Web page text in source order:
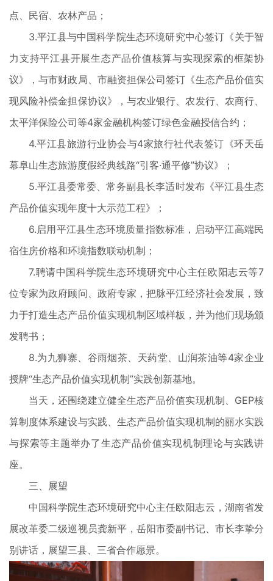
点、民宿、农林产品；
3.平江县与中国科学院生态环境研究中心签订《关于智
力支持平江县开展生态产品价值核算与实现探索的框架协
议》，与市财政局、市融资担保公司签订《生态产品价值实
现风险补偿金担保协议》，与农业银行、农发行、农商行、
太平洋保险公司等4家金融机构签订绿色金融授信合约；
4.平江县旅游行业协会与4家旅行社代表签订《环天岳
幕阜山生态旅游度假经典线路“引客·通平修”协议》；
5.平江县委常委、常务副县长李适时发布《平江县生态
产品价值实现年度十大示范工程》；
6.启用平江县生态环境质量指数标准，启动平江高端民
宿住房价格和环境指数联动机制；
7.聘请中国科学院生态环境研究中心主任欧阳志云等7
位专家为政府顾问、政府专家，把脉平江经济社会发展，致
力于打造生态产品价值实现机制区域样板，并为他们现场颁
发聘书；
8.为九狮寨、谷雨烟茶、天药堂、山润茶油等4家企业
授牌“生态产品价值实现机制”实践创新基地。
当天，还围绕建立健全生态产品价值实现机制、GEP核
算制度体系建设与实践、生态产品价值实现机制的丽水实践
与探索等主题举办了生态产品价值实现机制理论与实践讲
座。
三、展望
中国科学院生态环境研究中心主任欧阳志云，湖南省发
展改革委二级巡视员龚新平，岳阳市委副书记、市长李挚分
别讲话，展望三县、三省合作愿景。